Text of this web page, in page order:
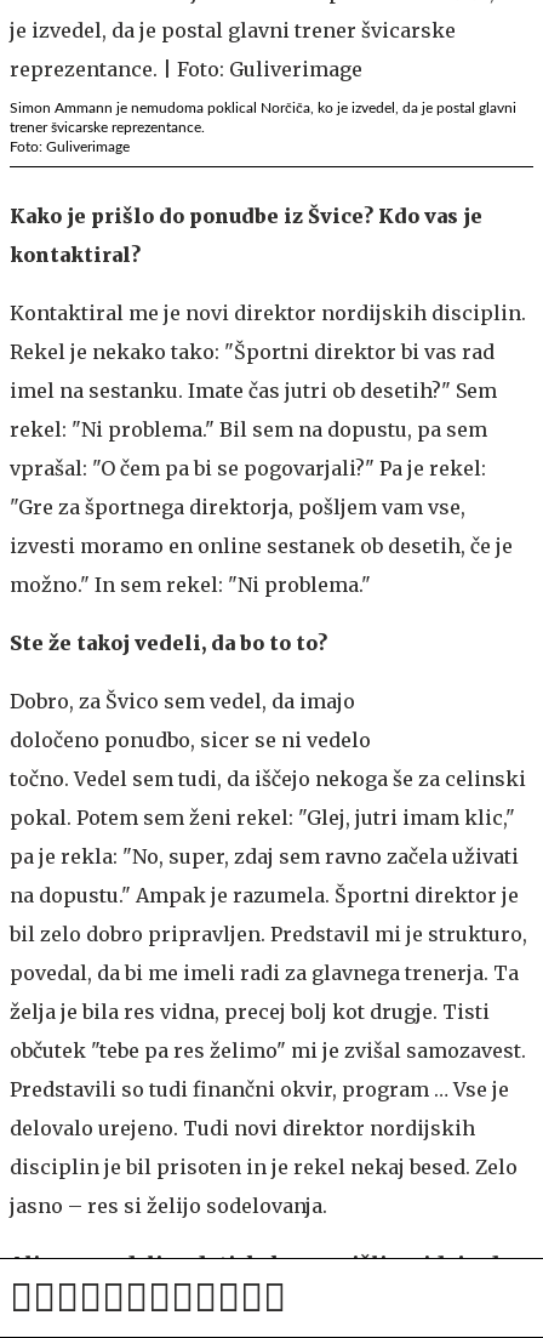
Simon Ammann je nemudoma poklical Norčiča, ko je izvedel, da je postal glavni
trener švicarske reprezentance.
Foto: Guliverimage
Kako je prišlo do ponudbe iz Švice? Kdo vas je
kontaktiral?
Kontaktiral me je novi direktor nordijskih disciplin.
Rekel je nekako tako: "Športni direktor bi vas rad
imel na sestanku. Imate čas jutri ob desetih?" Sem
rekel: "Ni problema." Bil sem na dopustu, pa sem
vprašal: "O čem pa bi se pogovarjali?" Pa je rekel:
"Gre za športnega direktorja, pošljem vam vse,
izvesti moramo en online sestanek ob desetih, če je
možno." In sem rekel: "Ni problema."
Ste že takoj vedeli, da bo to to?
Dobro, za Švico sem vedel, da imajo
določeno ponudbo, sicer se ni vedelo
točno. Vedel sem tudi, da iščejo nekoga še za celinski
pokal. Potem sem ženi rekel: "Glej, jutri imam klic,"
pa je rekla: "No, super, zdaj sem ravno začela uživati
na dopustu." Ampak je razumela. Športni direktor je
bil zelo dobro pripravljen. Predstavil mi je strukturo,
povedal, da bi me imeli radi za glavnega trenerja. Ta
želja je bila res vidna, precej bolj kot drugje. Tisti
občutek "tebe pa res želimo" mi je zvišal samozavest.
Predstavili so tudi finančni okvir, program … Vse je
delovalo urejeno. Tudi novi direktor nordijskih
disciplin je bil prisoten in je rekel nekaj besed. Zelo
jasno – res si želijo sodelovanja.
Ali so vam dali vedeti, kako so prišli na idejo, da